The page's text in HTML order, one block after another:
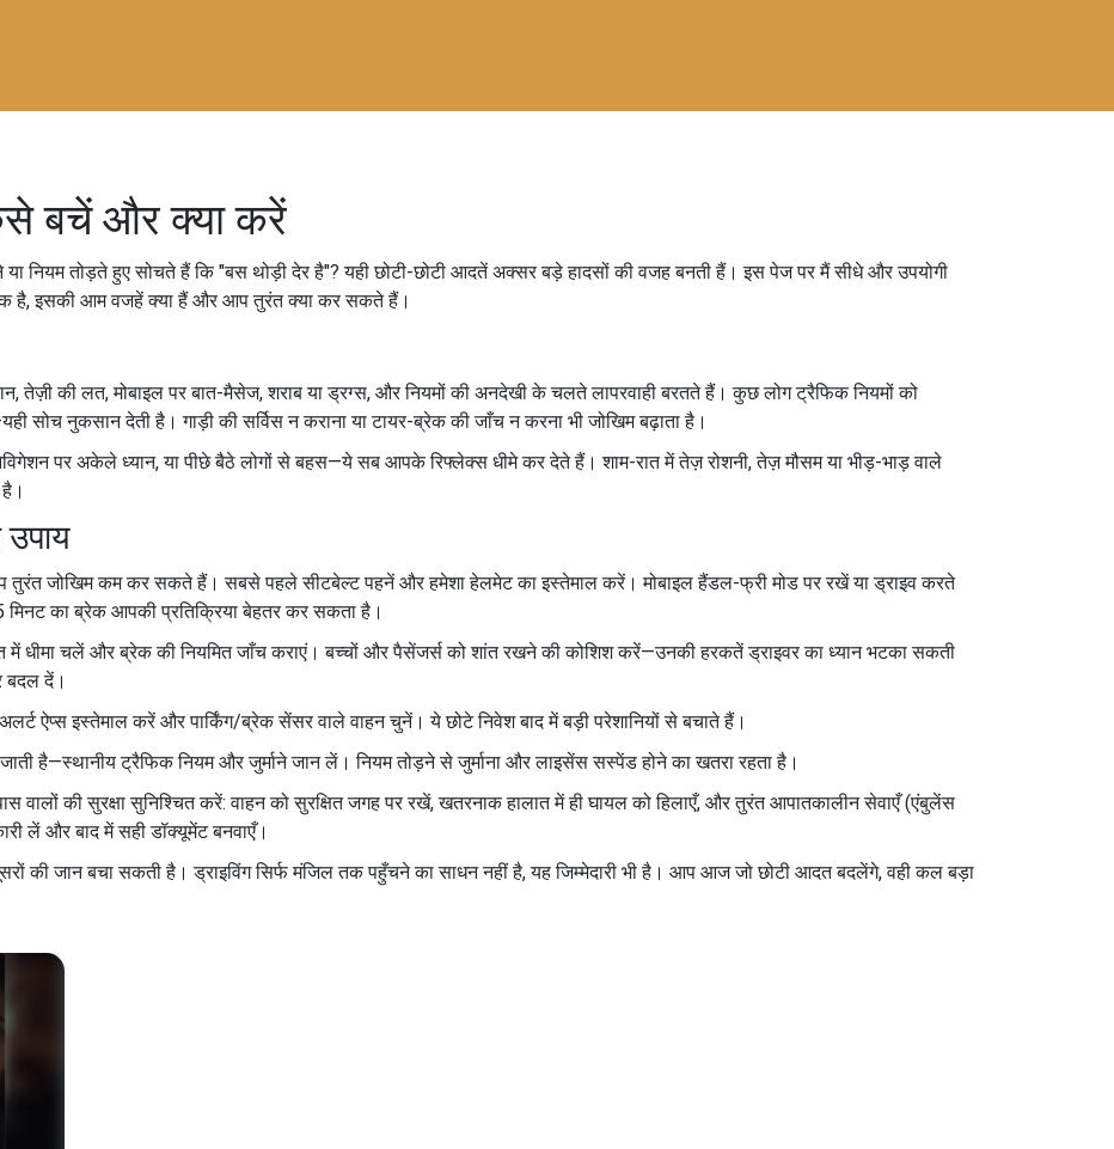
बचें और क्या करें
नियम तोड़ते हुए सोचते हैं कि "बस थोड़ी देर है"? यही छोटी-छोटी आदतें अक्सर बड़े हादसों की वजह बनती हैं। इस पेज पर मैं सीधे और उपयोगी
है, इसकी आम वजहें क्या हैं और आप तुरंत क्या कर सकते हैं।
की लत, मोबाइल पर बात-मैसेज, शराब या ड्रग्स, और नियमों की अनदेखी के चलते लापरवाही बरतते हैं। कुछ लोग ट्रैफिक नियमों को
सोच नुकसान देती है। गाड़ी की सर्विस न कराना या टायर-ब्रेक की जाँच न करना भी जोखिम बढ़ाता है।
पर अकेले ध्यान, या पीछे बैठे लोगों से बहस—ये सब आपके रिफ्लेक्स धीमे कर देते हैं। शाम-रात में तेज़ रोशनी, तेज़ मौसम या भीड़-भाड़ वाले
तुरंत जोखिम कम कर सकते हैं। सबसे पहले सीटबेल्ट पहनें और हमेशा हेलमेट का इस्तेमाल करें। मोबाइल हैंडल-फ्री मोड पर रखें या ड्राइव करते
का ब्रेक आपकी प्रतिक्रिया बेहतर कर सकता है।
में धीमा चलें और ब्रेक की नियमित जाँच कराएं। बच्चों और पैसेंजर्स को शांत रखने की कोशिश करें—उनकी हरकतें ड्राइवर का ध्यान भटका सकती
बदल दें।
ऐप्स इस्तेमाल करें और पार्किंग/ब्रेक सेंसर वाले वाहन चुनें। ये छोटे निवेश बाद में बड़ी परेशानियों से बचाते हैं।
है—स्थानीय ट्रैफिक नियम और जुर्माने जान लें। नियम तोड़ने से जुर्माना और लाइसेंस सस्पेंड होने का खतरा रहता है।
वालों की सुरक्षा सुनिश्चित करें: वाहन को सुरक्षित जगह पर रखें, खतरनाक हालात में ही घायल को हिलाएँ, और तुरंत आपातकालीन सेवाएँ (एंबुलेंस
लें और बाद में सही डॉक्यूमेंट बनवाएँ।
की जान बचा सकती है। ड्राइविंग सिर्फ मंजिल तक पहुँचने का साधन नहीं है, यह जिम्मेदारी भी है। आप आज जो छोटी आदत बदलेंगे, वही कल बड़ा